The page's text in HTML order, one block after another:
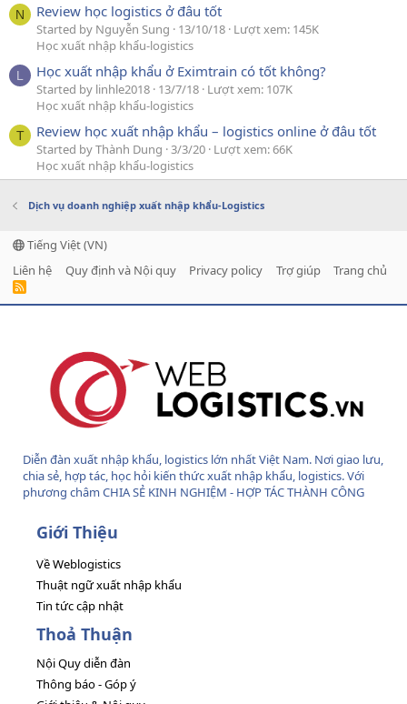
N Review học logistics ở đâu tốt
Started by Nguyễn Sung 13/10/18 Lượt xem: 145K
Học xuất nhập khẩu-logistics
L Học xuất nhập khẩu ở Eximtrain có tốt không?
Started by linhle2018 13/7/18 Lượt xem: 107K
Học xuất nhập khẩu-logistics
T Review học xuất nhập khẩu – logistics online ở đâu tốt
Started by Thành Dung 3/3/20 Lượt xem: 66K
Học xuất nhập khẩu-logistics
Dịch vụ doanh nghiệp xuất nhập khẩu-Logistics
Tiếng Việt (VN)
Liên hệ
Quy định và Nội quy Privacy policy Trợ giúp Trang chủ
R
Diễn đàn xuất nhập khẩu, logistics lớn nhất Việt Nam. Nơi giao lưu,
chia sẻ, hợp tác, học hỏi kiến thức xuất nhập khẩu, logistics. Với
phương châm CHIA SẺ KINH NGHIỆM - HỢP TÁC THÀNH CÔNG
Giới Thiệu
Về Weblogistics
Thuật ngữ xuất nhập khẩu
Tin tức cập nhật
Thoả Thuận
Nội Quy diễn đàn
Thông báo - Góp ý